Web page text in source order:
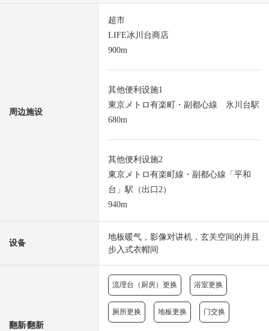
周边施设
超市
LIFE冰川台商店
900m
其他便利设施1
東京メトロ有楽町・副都心線 氷川台駅
680m
其他便利设施2
東京メトロ有楽町線・副都心線「平和
台」駅（出口2）
940m
设备
地板暖气，影像对讲机，玄关空间的并且
步入式衣帽间
翻新⁄翻新
流理台（厨房）更换 浴室更换
厕所更换 地板更换 门交换